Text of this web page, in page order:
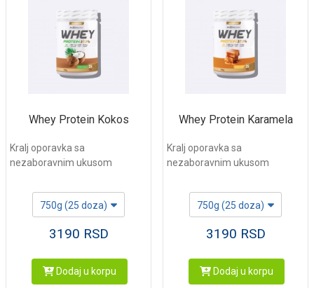
Whey Protein Kokos
Kralj oporavka sa
nezaboravnim ukusom
750g (25 doza)
3190 RSD
Dodaj u korpu
Whey Protein Karamela
Kralj oporavka sa
nezaboravnim ukusom
750g (25 doza)
3190 RSD
Dodaj u korpu